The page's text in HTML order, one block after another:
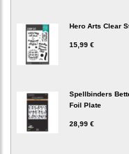
Hero Arts Clear
15,99 €
Spellbinders
Foil Plate
28,99 €